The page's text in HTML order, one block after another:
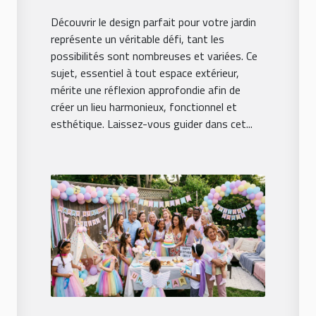
Découvrir le design parfait pour votre jardin
représente un véritable défi, tant les
possibilités sont nombreuses et variées. Ce
sujet, essentiel à tout espace extérieur,
mérite une réflexion approfondie afin de
créer un lieu harmonieux, fonctionnel et
esthétique. Laissez-vous guider dans cet...